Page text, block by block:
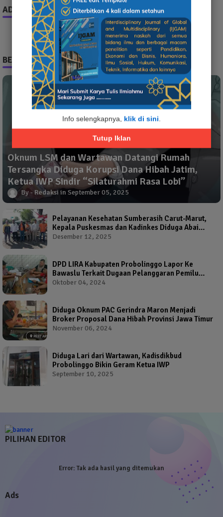
Info selengkapnya, klik di sini
Tutup Iklan
ADS
BERITA TERPOPULER
Oknum LSM dan Wartawan Datangi Rumah
Tersangka Diduga Korupsi Dana Hibah Jatim,
Ketua IWP Sindir “Silaturahmi Rasa Lobi”
Redaksi September 05, 2025
Pelayanan Kesehatan Sumberasih Carut-Marut,
Kepala Puskesmas dan Kadinkes Diduga Abai
Warga Jadi Korban
Desember 12, 2025
DPD LIRA Kabupaten Probolinggo Lapor Ke
Bawaslu Terkait Dugaan Pelanggaran Pemilu
Oleh Salah Satu Calon Wakil Bupati Probolinggo
Oktober 04, 2024
Diduga Oknum PAC Gerindra Maron Menjadi
Broker Proposal Dana Hibah Provinsi Jawa Timur
November 06, 2024
Diduga Lari dari Wartawan, Kadisdikbud
Probolinggo Bikin Geram Ketua IWP
September 10, 2025
PILIHAN EDITOR
Error:Tak ada hasil yang ditemukan
Ads